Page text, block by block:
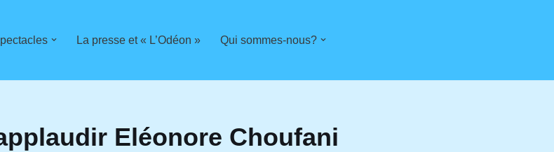
La presse et « L’Odéon » Qui sommes-nous?
Eléonore Choufani